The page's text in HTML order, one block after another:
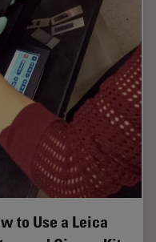
to Use a Leica